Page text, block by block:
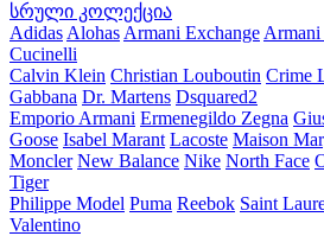
სრული კოლექცია
Adidas Alohas Armani Exchange Armani
Cucinelli
Calvin Klein Christian Louboutin Crime
Gabbana Dr. Martens Dsquared2
Emporio Armani Ermenegildo Zegna
Goose Isabel Marant Lacoste Maison
Moncler New Balance Nike North Face
Tiger
Philippe Model Puma Reebok Saint
Valentino